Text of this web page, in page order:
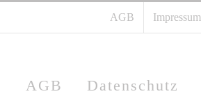
AGB Impressum
AGB Datenschutz